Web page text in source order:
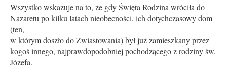
Wszystko wskazuje na to, że gdy Święta Rodzina wróciła do
Nazaretu po kilku latach nieobecności, ich dotychczasowy dom
(ten,
w którym doszło do Zwiastowania) był już zamieszkany przez
kogoś innego, najprawdopodobniej pochodzącego z rodziny św.
Józefa.